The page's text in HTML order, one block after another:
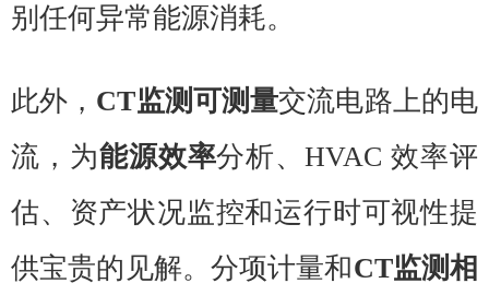
别任何异常能源消耗。
此外， CT监测可测量交流电路上的电
流，为能源效率分析、HVAC 效率评
估、资产状况监控和运行时可视性提
供宝贵的见解。分项计量和CT监测相